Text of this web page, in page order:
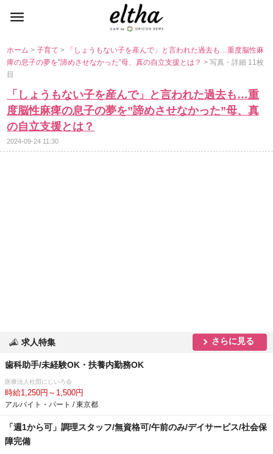
ホーム>子育て>
「しょうもない子を産んで」と言われた過去も…重度脳性麻
痺の息子の夢を”諦めさせなかった”母、真の自立支援とは？> 写真・詳細 11枚
目
「しょうもない子を産んで」と言われた過去も…重
度脳性麻痺の息子の夢を”諦めさせなかった”母、真
の自立支援とは？
2024-09-24 11:30
求人特集 さらに見る
歯科助手/未経験OK・扶養内勤務OK
医療法人社団にじいろ会
時給1,250円～1,500円
アルバイト・パート / 東京都
「週1から可」調理スタッフ/無資格可/午前のみ/デイサービス/社会保
障完備